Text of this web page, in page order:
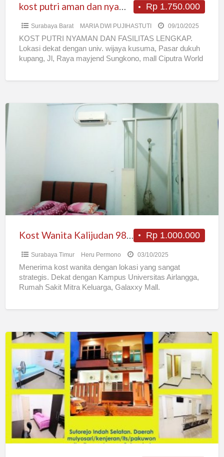
Rp 1.750.000
kost putri aman dan nyaman
Surabaya Barat MARIA DWI PUJIHASTUTI 09/10/2025
KOST PUTRI NYAMAN DAN FASILITAS LENGKAP.
Lokasi dekat dengan univ. wijaya kusuma, Pasar dukuh
kupang, Jl, Raya mayjend Sungkono, mall Ciputra World
Kost
Wanita
Kalijudan
98,
Rp 1.000.000
Kost Wanita Kalijudan 98, Mulyorejo, Surabaya
Surabaya Timur Heru Permono 03/10/2025
Menerima kost wanita dengan lokasi yang sangat
strategis. Dekat dengan Kampus Universitas Airlangga,
Rumah Sakit Mitra Keluarga, Galaxxy Mall.
Terima
Kost
Putri
New
Baru